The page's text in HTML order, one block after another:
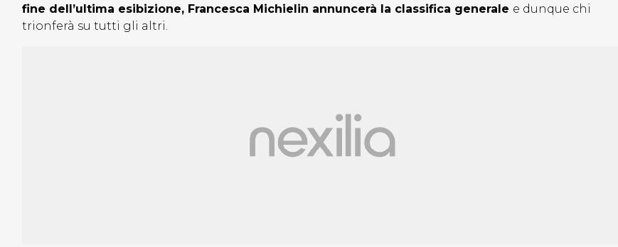
fine dell’ultima esibizione, Francesca Michielin annuncerà la classifica generale e dunque chi
trionferà su tutti gli altri.